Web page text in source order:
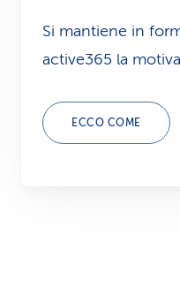
Si mantiene in
active365 la
ECCO COME